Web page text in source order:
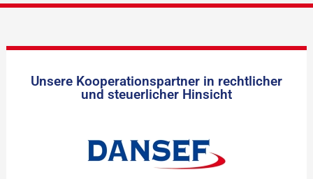
Unsere Kooperationspartner in rechtlicher
und steuerlicher Hinsicht